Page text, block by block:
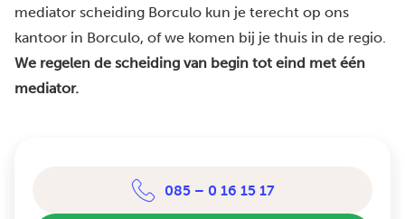
mediator scheiding Borculo kun je terecht op ons
kantoor in Borculo, of we komen bij je thuis in de regio.
We regelen de scheiding van begin tot eind met één
mediator.
085 – 0 16 15 17